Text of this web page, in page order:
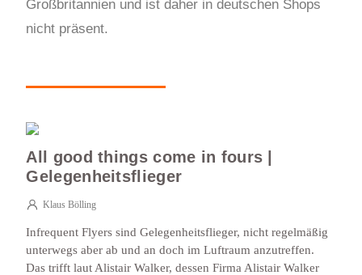
Großbritannien und ist daher in deutschen Shops
nicht präsent.
All good things come in fours |
Gelegenheitsflieger
Klaus Bölling
Infrequent Flyers sind Gelegenheitsflieger, nicht regelmäßig
unterwegs aber ab und an doch im Luftraum anzutreffen.
Das trifft laut Alistair Walker, dessen Firma Alistair Walker